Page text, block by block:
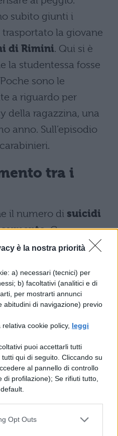
è la nostra priorità
a) necessari (tecnici) per
b) facoltativi (analitici e di
per mostrarti annunci
abitudini di navigazione) previo
cookie policy, leggi
puoi accettarli tutti
qui di seguito. Cliccando su
al pannello di controllo
profilazione); Se rifiuti tutto,
Opt Outs
subito giunti i
la giovane
di Rimini. Qui si è
la studentessa fosse
sono le
a riguardo per
della ragazzina, una
anno. Sull’episodio
tra i
il numero di suicidi
. Come reso
Veronesi, nel
numerose. I
Si stima siano
d’aiutoarrivate
Telefono Amico
sia da
di togliersi la vita
per il possibile
amico o familiare.